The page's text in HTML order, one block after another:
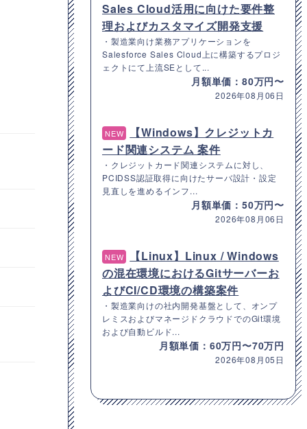
Sales Cloud活用に向けた要件整
理およびカスタマイズ開発支援
・製造業向け業務アプリケーションを
Salesforce Sales Cloud上に構築するプロジ
ェクトにて上流SEとして...
月額単価：80万円〜
2026年08月06日
NEW
【Windows】クレジットカ
ード関連システム 案件
・クレジットカード関連システムに対し、
PCIDSS認証取得に向けたサーバ設計・設定
見直しを進めるインフ...
月額単価：50万円〜
2026年08月06日
NEW
【Linux】Linux / Windows
の混在環境におけるGitサーバーお
よびCI/CD環境の構築案件
・製造業向けの社内開発基盤として、オンプ
レミスおよびマネージドクラウドでのGit環境
および自動ビルド...
月額単価：60万円〜70万円
2026年08月05日